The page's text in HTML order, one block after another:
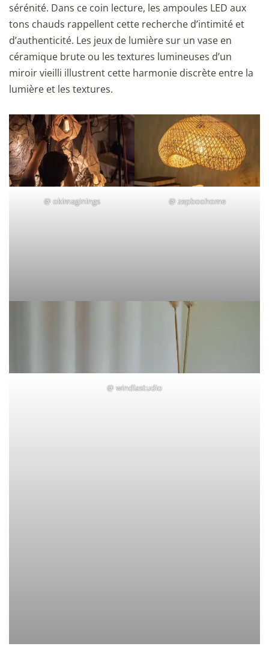
sérénité. Dans ce coin lecture, les ampoules LED aux
tons chauds rappellent cette recherche d’intimité et
d’authenticité. Les jeux de lumière sur un vase en
céramique brute ou les textures lumineuses d’un
miroir vieilli illustrent cette harmonie discrète entre la
lumière et les textures.
@okimaginings @zepboohome
@windlastudio